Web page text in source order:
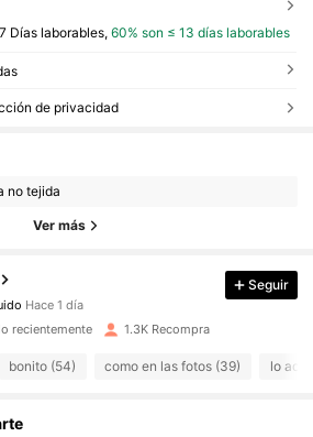
Días laborables, 60% son ≤ 13 días laborables
de privacidad
no tejida
Ver más
navegando
Seguir
recientemente 1.3K Recompra
bonito (54) como en las fotos (39) lo